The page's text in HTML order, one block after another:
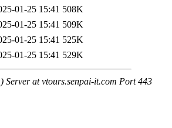
01-25 15:41 508K
01-25 15:41 509K
01-25 15:41 525K
01-25 15:41 529K
Server at vtours.senpai-it.com Port 443